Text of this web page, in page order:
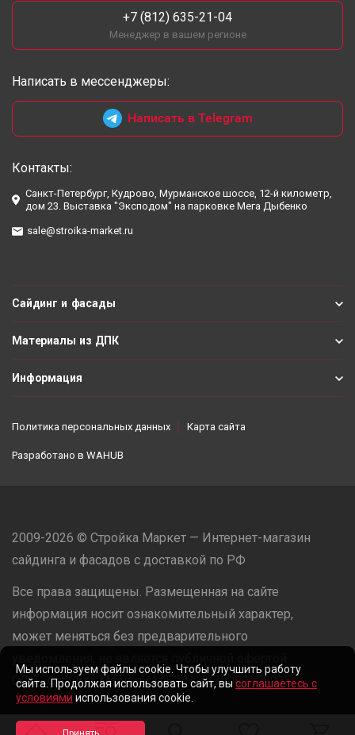
+7 (812) 635-21-04
Менеджер в вашем регионе
Написать в мессенджеры:
Написать в Telegram
Контакты:
Санкт-Петербург, Кудрово, Мурманское шоссе, 12-й километр,
дом 23. Выставка "Эксподом" на парковке Мега Дыбенко
sale@stroika-market.ru
Сайдинг и фасады
Материалы из ДПК
Информация
Политика персональных данных Карта сайта
Разработано в WAHUB
2009-2026 © Стройка Маркет — Интернет-магазин
сайдинга и фасадов с доставкой по РФ
Все права защищены. Размещенная на сайте
информация носит ознакомительный характер,
может меняться без предварительного
ООО «Стройка Маркет» | ОГРН: 1235000079918
Разработано в
Мы используем файлы cookie. Чтобы улучшить работу
сайта. Продолжая использовать сайт, вы соглашаетесь с
условиями использования cookie.